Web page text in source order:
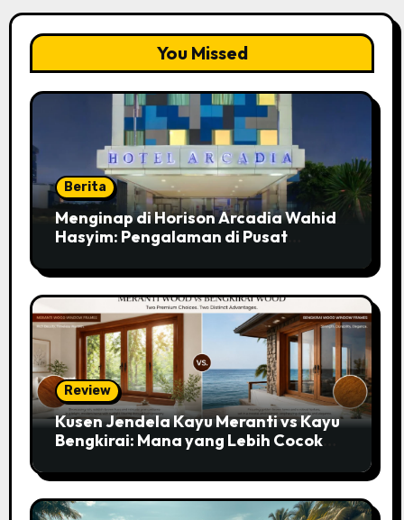
You Missed
Berita
Menginap di Horison Arcadia Wahid
Hasyim: Pengalaman di Pusat
Review
Kusen Jendela Kayu Meranti vs Kayu
Bengkirai: Mana yang Lebih Cocok